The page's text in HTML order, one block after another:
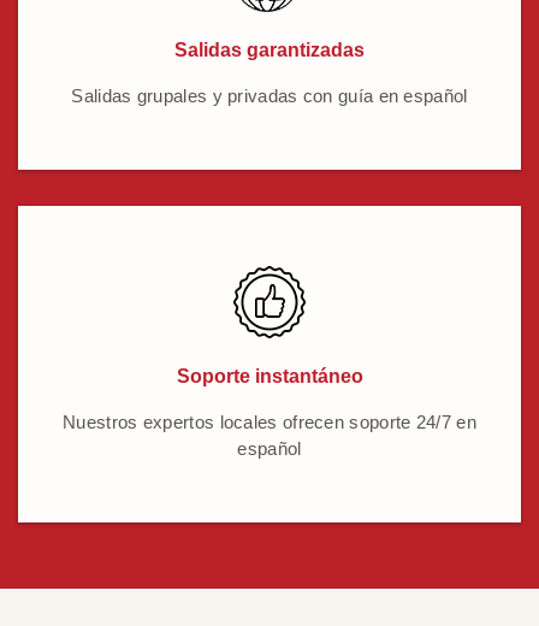
Salidas garantizadas
Salidas grupales y privadas con guía en español
Soporte instantáneo
Nuestros expertos locales ofrecen soporte 24/7 en
español